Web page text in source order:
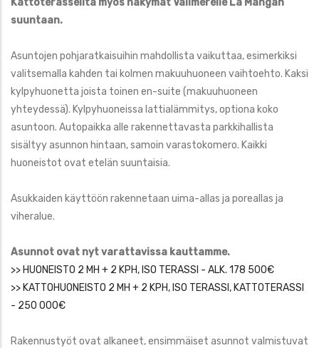
Kattoterasseilta myös näkymät Välimerelle La Mangan
suuntaan.
Asuntojen pohjaratkaisuihin mahdollista vaikuttaa, esimerkiksi
valitsemalla kahden tai kolmen makuuhuoneen vaihtoehto. Kaksi
kylpyhuonetta joista toinen en-suite (makuuhuoneen
yhteydessä). Kylpyhuoneissa lattialämmitys, optiona koko
asuntoon. Autopaikka alle rakennettavasta parkkihallista
sisältyy asunnon hintaan, samoin varastokomero. Kaikki
huoneistot ovat etelän suuntaisia.
Asukkaiden käyttöön rakennetaan uima-allas ja poreallas ja
viheralue.
Asunnot ovat nyt varattavissa kauttamme.
>> HUONEISTO 2 MH + 2 KPH, ISO TERASSI - ALK. 178 500€
>> KATTOHUONEISTO 2 MH + 2 KPH, ISO TERASSI, KATTOTERASSI
- 250 000€
Rakennustyöt ovat alkaneet, ensimmäiset asunnot valmistuvat